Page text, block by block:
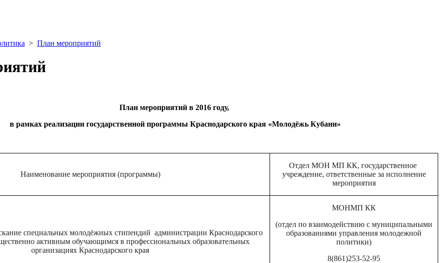
> План мероприятий
План мероприятий в 2016 году,
в рамках реализации государственной программы Краснодарского края «Молодёжь Кубани»
Наименование мероприятия (программы)
Отдел МОН МП КК, государственное
учреждение, ответственные за исполнение
мероприятия
специальных молодёжных стипендий администрации Краснодарского
активным обучающимся в профессиональных образовательных
организациях Краснодарского края
МОНМП КК
(отдел по взаимодействию с муниципальными
образованиями управления молодежной
политики)
8(861)253-52-95